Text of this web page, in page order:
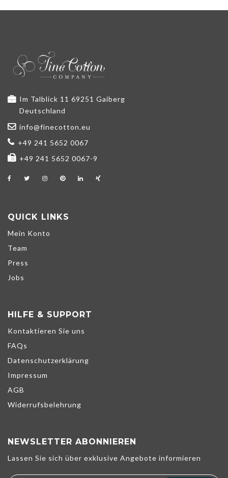
Im Talblick 11 69251 Gaiberg
Deutschland
info@finecotton.eu
+49 241 5652 0067
+49 241 5652 0067-9
QUICK LINKS
Mein Konto
Team
Press
Jobs
HILFE & SUPPORT
Kontaktieren Sie uns
FAQs
Datenschutzerklärung
Impressum
AGB
Widerrufsbelehrung
NEWSLETTER ABONNIEREN
Lassen Sie sich über exklusive Angebote informieren
Wir verwenden Cookies, um unsere Dienste zu verbessern,
persönliche Angebote zu unterbreiten und Ihr Erlebnis zu
optimieren. Wenn Sie die unten aufgeführten optionalen Cookies